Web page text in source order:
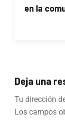
en la
Deja una
Tu dirección
Los campos